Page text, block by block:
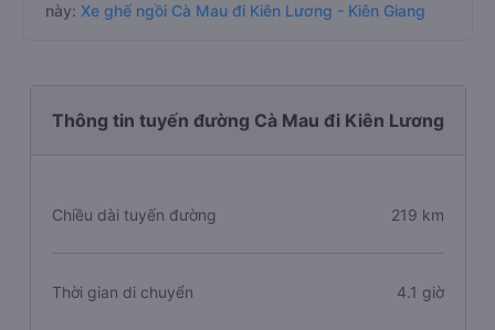
này: Xe ghế ngồi Cà Mau đi Kiên Lương - Kiên Giang
Thông tin tuyến đường Cà Mau đi Kiên Lương
Chiều dài tuyến đường 219 km
Thời gian di chuyển 4.1 giờ